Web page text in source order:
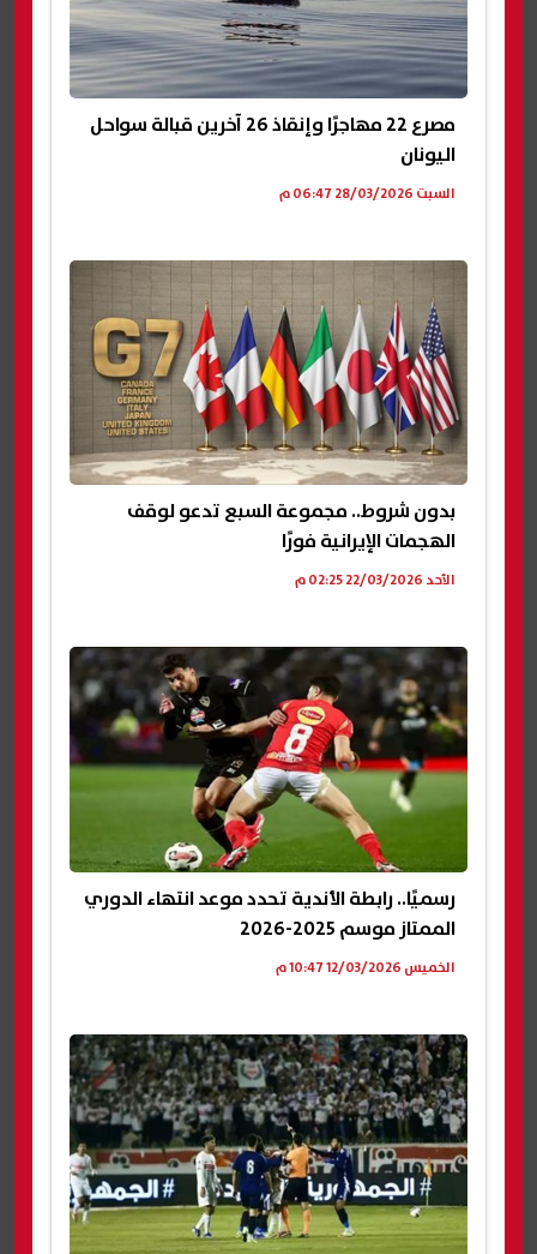
مصرع 22 مهاجرًا وإنقاذ 26 آخرين قبالة سواحل
اليونان
السبت 28/03/2026 06:47 م
بدون شروط.. مجموعة السبع تدعو لوقف
الهجمات الإيرانية فورًا
الأحد 22/03/2026 02:25 م
رسميًا.. رابطة الأندية تحدد موعد انتهاء الدوري
الممتاز موسم 2025-2026
الخميس 12/03/2026 10:47 م